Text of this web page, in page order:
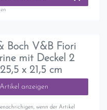
Boch V&B Fiori
mit Deckel 2
x 21,5 cm
Artikel anzeigen
wenn der Artikel